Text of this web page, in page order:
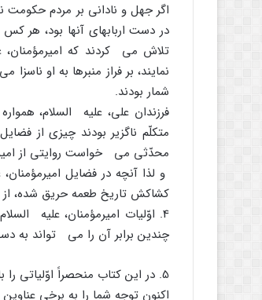
اگر جهل و نادانى بر مردم
در دست اربابهاى آنها بود، هر
تلاش مى کردند که
نمایند، بر فراز منبرها به او
شمار بودند.
فرزندان على، علیه السلام،
متکلّم ناگزیر بودند چیزى از
محدّثى مى خواست روایتى از
و لذا آنچه در فضایل
کشاکش تاریخ طعمه حریق شده،
4. اوّلیات امیرمؤمنان، علیه
چندین برابر آن را مى تواند به
5. در این کتاب منحصراً اوّلیاتى را بازگو نموده ایم که در کلام معصوم لفظ »اول« در مورد آنها به کار رفته است.
اکنون توجه شما را به برخى